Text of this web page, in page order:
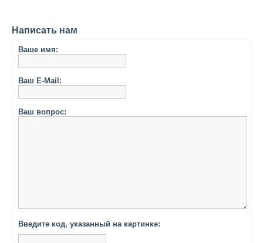
Написать нам
Ваше имя:
Ваш E-Mail:
Ваш вопрос:
Введите код, указанный на картинке: